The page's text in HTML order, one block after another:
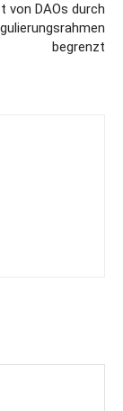
von DAOs durch
begrenzt